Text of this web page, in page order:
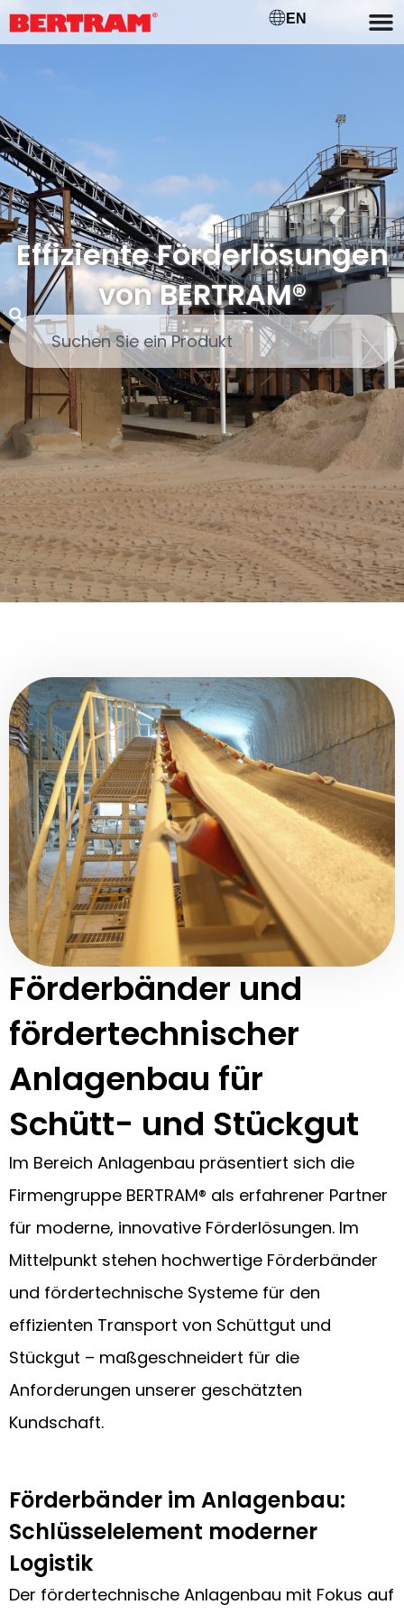
EN
Effiziente Förderlösungen
von BERTRAM®
Förderbänder und
fördertechnischer
Anlagenbau für
Schütt- und Stückgut
Im Bereich Anlagenbau präsentiert sich die
Firmengruppe BERTRAM® als erfahrener Partner
für moderne, innovative Förderlösungen. Im
Mittelpunkt stehen hochwertige Förderbänder
und fördertechnische Systeme für den
effizienten Transport von Schüttgut und
Stückgut – maßgeschneidert für die
Anforderungen unserer geschätzten
Kundschaft.
Förderbänder im Anlagenbau:
Schlüsselelement moderner
Logistik
Der fördertechnische Anlagenbau mit Fokus auf